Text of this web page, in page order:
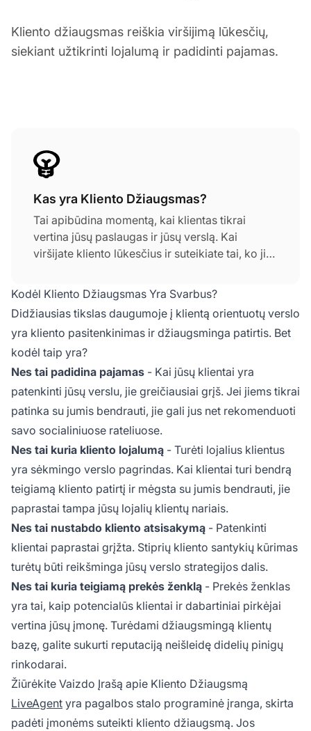
Kliento džiaugsmas reiškia viršijimą lūkesčių,
siekiant užtikrinti lojalumą ir padidinti pajamas.
Kas yra Kliento Džiaugsmas?
Tai apibūdina momentą, kai klientas tikrai
vertina jūsų paslaugas ir jūsų verslą. Kai
viršijate kliento lūkesčius ir suteikiate tai, ko jie
džiaugsminga kliento patirtimi. Patenkinti
klientai yra svarbi jūsų verslo atrama, todėl
teigiamos patirties sukūrimas tiek naujiems,
tiek esamiems klientams yra būtinas.
Kodėl Kliento Džiaugsmas Yra Svarbus?
Didžiausias tikslas daugumoje į klientą orientuotų verslo
yra kliento pasitenkinimas ir džiaugsminga patirtis. Bet
kodėl taip yra?
Nes tai padidina pajamas - Kai jūsų klientai yra
patenkinti jūsų verslu, jie greičiausiai grįš. Jei jiems tikrai
patinka su jumis bendrauti, jie gali jus net rekomenduoti
savo socialiniuose rateliuose.
Nes tai kuria kliento lojalumą - Turėti lojalius klientus
yra sėkmingo verslo pagrindas. Kai klientai turi bendrą
teigiamą kliento patirtį ir mėgsta su jumis bendrauti, jie
paprastai tampa jūsų lojalių klientų nariais.
Nes tai nustabdo kliento atsisakymą - Patenkinti
klientai paprastai grįžta. Stiprių kliento santykių kūrimas
turėtų būti reikšminga jūsų verslo strategijos dalis.
Nes tai kuria teigiamą prekės ženklą - Prekės ženklas
yra tai, kaip potencialūs klientai ir dabartiniai pirkėjai
vertina jūsų įmonę. Turėdami džiaugsmingą klientų
bazę, galite sukurti reputaciją neišleidę didelių pinigų
rinkodarai.
Žiūrėkite Vaizdo Įrašą apie Kliento Džiaugsmą
LiveAgent yra pagalbos stalo programinė įranga, skirta
padėti įmonėms suteikti kliento džiaugsmą. Jos